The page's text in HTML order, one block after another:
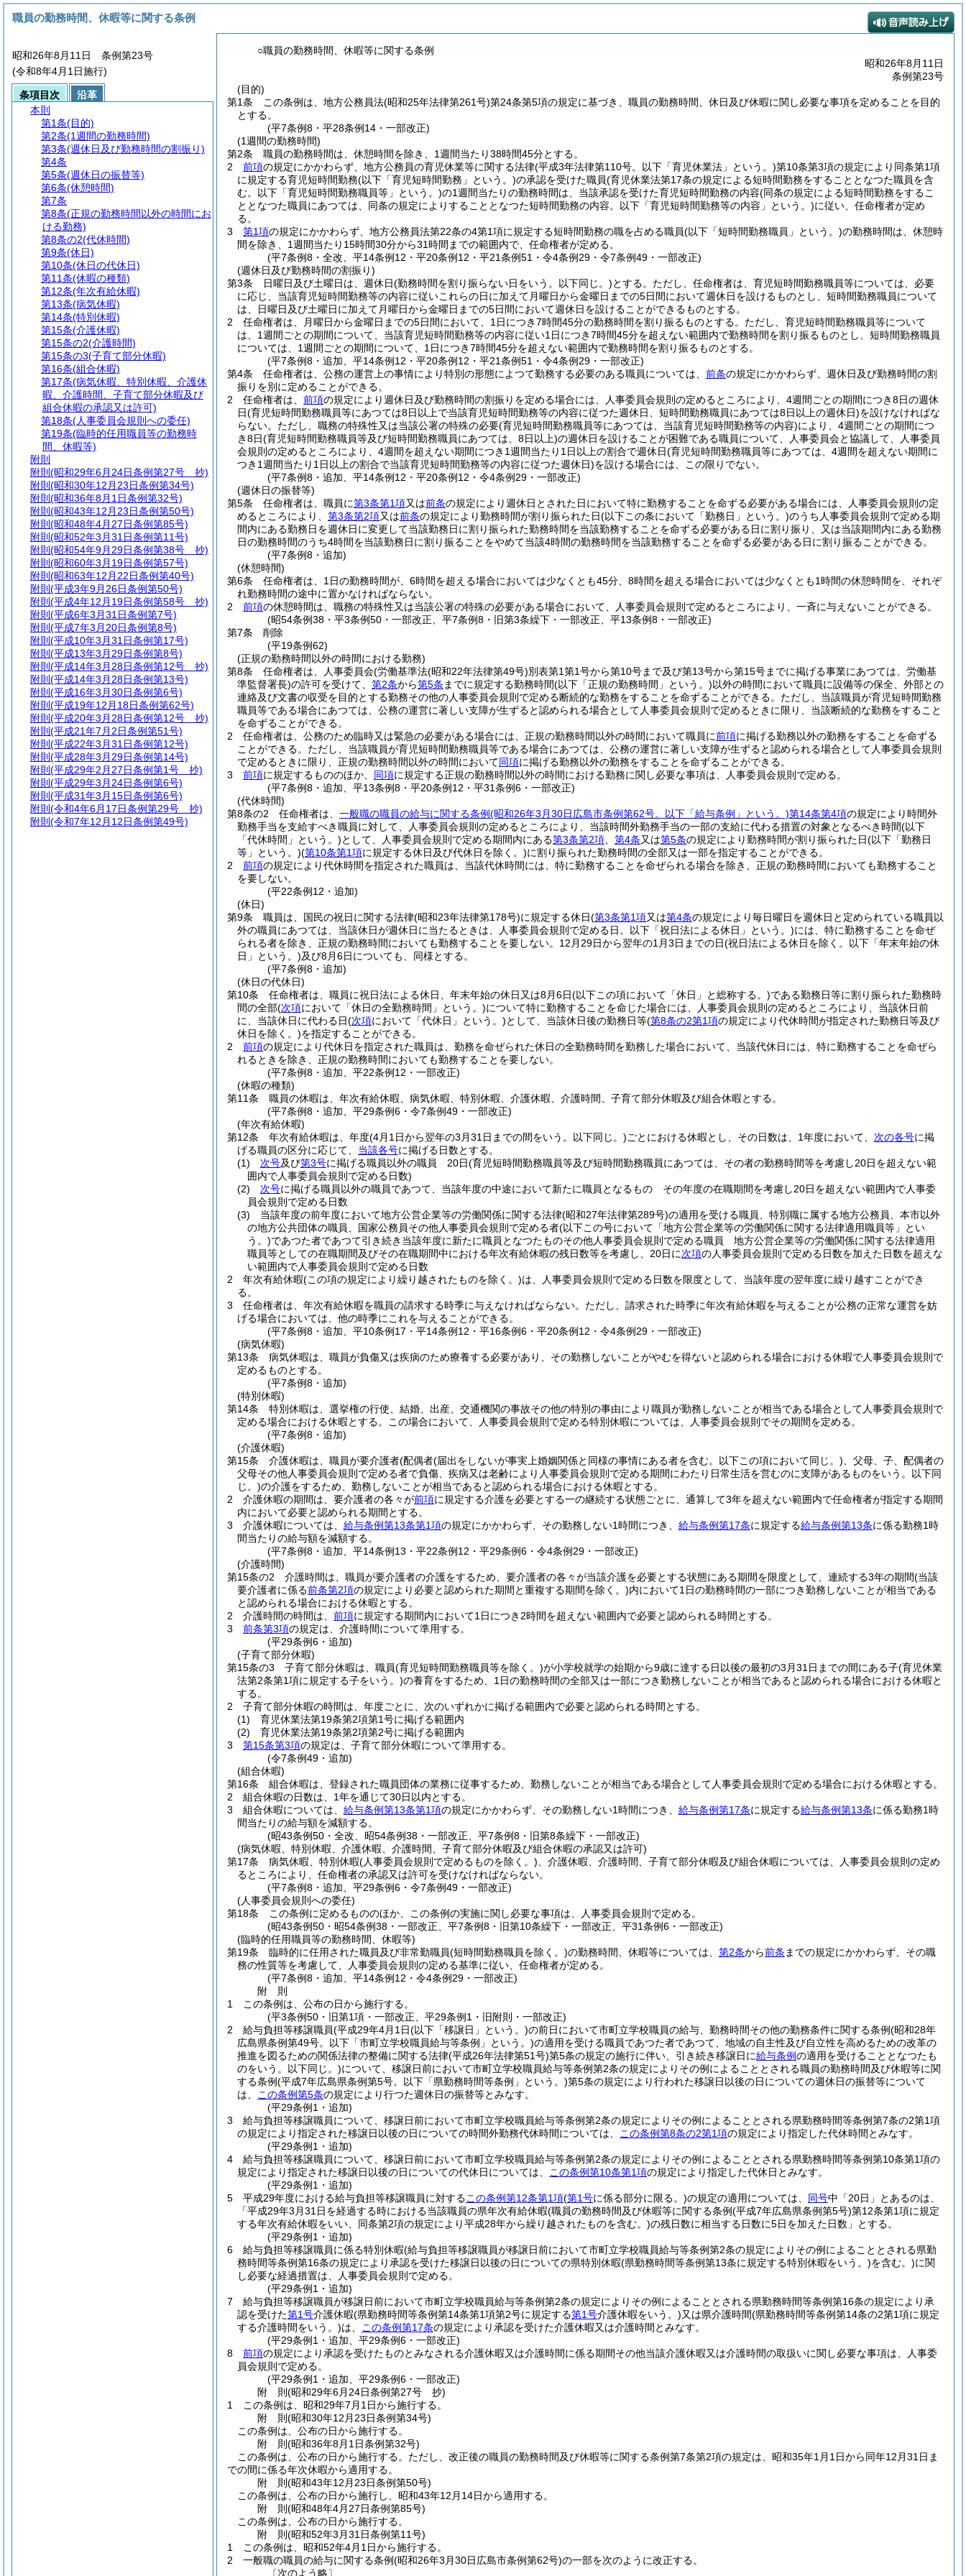
○職員の勤務時間、休暇等に関する条例
昭和26年8月11日
条例第23号
(目的)
第1条
この条例は、地方公務員法(昭和25年法律第261号)第24条第5項の規定に基づき、職員の勤務時間、休日及び休暇に関し必要な事項を定めることを目的
とする。
(平7条例8・平28条例14・一部改正)
(1週間の勤務時間)
第2条
職員の勤務時間は、休憩時間を除き、1週間当たり38時間45分とする。
2
前項の規定にかかわらず、地方公務員の育児休業等に関する法律(平成3年法律第110号。以下「育児休業法」という。)第10条第3項の規定により同条第1項
に規定する育児短時間勤務(以下「育児短時間勤務」という。)の承認を受けた職員(育児休業法第17条の規定による短時間勤務をすることとなつた職員を含
む。以下「育児短時間勤務職員等」という。)の1週間当たりの勤務時間は、当該承認を受けた育児短時間勤務の内容(同条の規定による短時間勤務をするこ
ととなつた職員にあつては、同条の規定によりすることとなつた短時間勤務の内容。以下「育児短時間勤務等の内容」という。)に従い、任命権者が定め
る。
3
第1項の規定にかかわらず、地方公務員法第22条の4第1項に規定する短時間勤務の職を占める職員(以下「短時間勤務職員」という。)の勤務時間は、休憩時
間を除き、1週間当たり15時間30分から31時間までの範囲内で、任命権者が定める。
(平7条例8・全改、平14条例12・平20条例12・平21条例51・令4条例29・令7条例49・一部改正)
(週休日及び勤務時間の割振り)
第3条
日曜日及び土曜日は、週休日(勤務時間を割り振らない日をいう。以下同じ。)とする。 ただし、任命権者は、育児短時間勤務職員等については、必要
に応じ、当該育児短時間勤務等の内容に従いこれらの日に加えて月曜日から金曜日までの5日間において週休日を設けるものとし、短時間勤務職員について
は、日曜日及び土曜日に加えて月曜日から金曜日までの5日間において週休日を設けることができるものとする。
2
任命権者は、月曜日から金曜日までの5日間において、1日につき7時間45分の勤務時間を割り振るものとする。 ただし、育児短時間勤務職員等について
は、1週間ごとの期間について、当該育児短時間勤務等の内容に従い1日につき7時間45分を超えない範囲内で勤務時間を割り振るものとし、短時間勤務職員
については、1週間ごとの期間について、1日につき7時間45分を超えない範囲内で勤務時間を割り振るものとする。
(平7条例8・追加、平14条例12・平20条例12・平21条例51・令4条例29・一部改正)
第4条
任命権者は、公務の運営上の事情により特別の形態によつて勤務する必要のある職員については、 前条の規定にかかわらず、週休日及び勤務時間の割
振りを別に定めることができる。
2
任命権者は、 前項の規定により週休日及び勤務時間の割振りを定める場合には、人事委員会規則の定めるところにより、4週間ごとの期間につき8日の週休
日(育児短時間勤務職員等にあつては8日以上で当該育児短時間勤務等の内容に従つた週休日、短時間勤務職員にあつては8日以上の週休日)を設けなければな
らない。 ただし、職務の特殊性又は当該公署の特殊の必要(育児短時間勤務職員等にあつては、当該育児短時間勤務等の内容)により、4週間ごとの期間につ
き8日(育児短時間勤務職員等及び短時間勤務職員にあつては、8日以上)の週休日を設けることが困難である職員について、人事委員会と協議して、人事委員
会規則の定めるところにより、4週間を超えない期間につき1週間当たり1日以上の割合で週休日(育児短時間勤務職員等にあつては、4週間を超えない期間に
つき1週間当たり1日以上の割合で当該育児短時間勤務等の内容に従つた週休日)を設ける場合には、この限りでない。
(平7条例8・追加、平14条例12・平20条例12・令4条例29・一部改正)
(週休日の振替等)
第5条
任命権者は、職員に第3条第1項又は前条の規定により週休日とされた日において特に勤務することを命ずる必要がある場合には、人事委員会規則の定
めるところにより、 第3条第2項又は前条の規定により勤務時間が割り振られた日(以下この条において「勤務日」という。)のうち人事委員会規則で定める期
間内にある勤務日を週休日に変更して当該勤務日に割り振られた勤務時間を当該勤務することを命ずる必要がある日に割り振り、又は当該期間内にある勤務
日の勤務時間のうち4時間を当該勤務日に割り振ることをやめて当該4時間の勤務時間を当該勤務することを命ずる必要がある日に割り振ることができる。
(平7条例8・追加)
(休憩時間)
第6条
任命権者は、1日の勤務時間が、6時間を超える場合においては少なくとも45分、8時間を超える場合においては少なくとも1時間の休憩時間を、それぞ
れ勤務時間の途中に置かなければならない。
2
前項の休憩時間は、職務の特殊性又は当該公署の特殊の必要がある場合において、人事委員会規則で定めるところにより、一斉に与えないことができる。
(昭54条例38・平3条例50・一部改正、平7条例8・旧第3条繰下・一部改正、平13条例8・一部改正)
第7条
削除
(平19条例62)
(正規の勤務時間以外の時間における勤務)
第8条
任命権者は、人事委員会(労働基準法(昭和22年法律第49号)別表第1第1号から第10号まで及び第13号から第15号までに掲げる事業にあつては、労働基
準監督署長)の許可を受けて、 第2条から第5条 までに規定する勤務時間(以下「正規の勤務時間」という。)以外の時間において職員に設備等の保全、外部との
連絡及び文書の収受を目的とする勤務その他の人事委員会規則で定める断続的な勤務をすることを命ずることができる。 ただし、当該職員が育児短時間勤務
職員等である場合にあつては、公務の運営に著しい支障が生ずると認められる場合として人事委員会規則で定めるときに限り、当該断続的な勤務をすること
を命ずることができる。
2
任命権者は、公務のため臨時又は緊急の必要がある場合には、正規の勤務時間以外の時間において職員に前項に掲げる勤務以外の勤務をすることを命ずる
ことができる。 ただし、当該職員が育児短時間勤務職員等である場合にあつては、公務の運営に著しい支障が生ずると認められる場合として人事委員会規則
で定めるときに限り、正規の勤務時間以外の時間において同項に掲げる勤務以外の勤務をすることを命ずることができる。
3
前項に規定するもののほか、 同項に規定する正規の勤務時間以外の時間における勤務に関し必要な事項は、人事委員会規則で定める。
(平7条例8・追加、平13条例8・平20条例12・平31条例6・一部改正)
(代休時間)
第8条の2
任命権者は、 一般職の職員の給与に関する条例(昭和26年3月30日広島市条例第62号。以下「給与条例」という。)第14条第4項の規定により時間外
勤務手当を支給すべき職員に対して、人事委員会規則の定めるところにより、当該時間外勤務手当の一部の支給に代わる措置の対象となるべき時間(以下
「代休時間」という。)として、人事委員会規則で定める期間内にある第3条第2項 第4条又は第5条の規定により勤務時間が割り振られた日(以下「勤務日
等」という。)(第10条第1項に規定する休日及び代休日を除く。)に割り振られた勤務時間の全部又は一部を指定することができる。
2
前項の規定により代休時間を指定された職員は、当該代休時間には、特に勤務することを命ぜられる場合を除き、正規の勤務時間においても勤務すること
を要しない。
(平22条例12・追加)
(休日)
第9条
職員は、国民の祝日に関する法律(昭和23年法律第178号)に規定する休日(第3条第1項又は第4条の規定により毎日曜日を週休日と定められている職員以
外の職員にあつては、当該休日が週休日に当たるときは、人事委員会規則で定める日。以下「祝日法による休日」という。)には、特に勤務することを命ぜ
られる者を除き、正規の勤務時間においても勤務することを要しない。 12月29日から翌年の1月3日までの日(祝日法による休日を除く。以下「年末年始の休
日」という。)及び8月6日についても、同様とする。
(平7条例8・追加)
(休日の代休日)
第10条
任命権者は、職員に祝日法による休日、年末年始の休日又は8月6日(以下この項において「休日」と総称する。)である勤務日等に割り振られた勤務時
間の全部(次項において「休日の全勤務時間」という。)について特に勤務することを命じた場合には、人事委員会規則の定めるところにより、当該休日前
に、当該休日に代わる日(次項において「代休日」という。)として、当該休日後の勤務日等(第8条の2第1項の規定により代休時間が指定された勤務日等及び
休日を除く。)を指定することができる。
2
前項の規定により代休日を指定された職員は、勤務を命ぜられた休日の全勤務時間を勤務した場合において、当該代休日には、特に勤務することを命ぜら
れるときを除き、正規の勤務時間においても勤務することを要しない。
(平7条例8・追加、平22条例12・一部改正)
(休暇の種類)
第11条
職員の休暇は、年次有給休暇、病気休暇、特別休暇、介護休暇、介護時間、子育て部分休暇及び組合休暇とする。
(平7条例8・追加、平29条例6・令7条例49・一部改正)
(年次有給休暇)
第12条
年次有給休暇は、年度(4月1日から翌年の3月31日までの間をいう。以下同じ。)ごとにおける休暇とし、その日数は、1年度において、 次の各号に掲
げる職員の区分に応じて、 当該各号に掲げる日数とする。
(1)
次号及び第3号に掲げる職員以外の職員 20日(育児短時間勤務職員等及び短時間勤務職員にあつては、その者の勤務時間等を考慮し20日を超えない範
囲内で人事委員会規則で定める日数)
(2)
次号に掲げる職員以外の職員であつて、当該年度の中途において新たに職員となるもの その年度の在職期間を考慮し20日を超えない範囲内で人事委
員会規則で定める日数
(3)
当該年度の前年度において地方公営企業等の労働関係に関する法律(昭和27年法律第289号)の適用を受ける職員、特別職に属する地方公務員、本市以外
の地方公共団体の職員、国家公務員その他人事委員会規則で定める者(以下この号において「地方公営企業等の労働関係に関する法律適用職員等」とい
う。)であつた者であつて引き続き当該年度に新たに職員となつたものその他人事委員会規則で定める職員 地方公営企業等の労働関係に関する法律適用
職員等としての在職期間及びその在職期間中における年次有給休暇の残日数等を考慮し、20日に次項の人事委員会規則で定める日数を加えた日数を超えな
い範囲内で人事委員会規則で定める日数
2
年次有給休暇(この項の規定により繰り越されたものを除く。)は、人事委員会規則で定める日数を限度として、当該年度の翌年度に繰り越すことができ
る。
3
任命権者は、年次有給休暇を職員の請求する時季に与えなければならない。 ただし、請求された時季に年次有給休暇を与えることが公務の正常な運営を妨
げる場合においては、他の時季にこれを与えることができる。
(平7条例8・追加、平10条例17・平14条例12・平16条例6・平20条例12・令4条例29・一部改正)
(病気休暇)
第13条
病気休暇は、職員が負傷又は疾病のため療養する必要があり、その勤務しないことがやむを得ないと認められる場合における休暇で人事委員会規則で
定めるものとする。
(平7条例8・追加)
(特別休暇)
第14条
特別休暇は、選挙権の行使、結婚、出産、交通機関の事故その他の特別の事由により職員が勤務しないことが相当である場合として人事委員会規則で
定める場合における休暇とする。
この場合において、人事委員会規則で定める特別休暇については、人事委員会規則でその期間を定める。
(平7条例8・追加)
(介護休暇)
第15条
介護休暇は、職員が要介護者(配偶者(届出をしないが事実上婚姻関係と同様の事情にある者を含む。以下この項において同じ。) 、父母、子、配偶者の
父母その他人事委員会規則で定める者で負傷、疾病又は老齢により人事委員会規則で定める期間にわたり日常生活を営むのに支障があるものをいう。以下同
じ。)の介護をするため、勤務しないことが相当であると認められる場合における休暇とする。
2
介護休暇の期間は、要介護者の各々が前項に規定する介護を必要とする一の継続する状態ごとに、通算して3年を超えない範囲内で任命権者が指定する期間
内において必要と認められる期間とする。
3
介護休暇については、 給与条例第13条第1項の規定にかかわらず、その勤務しない1時間につき、 給与条例第17条に規定する給与条例第13条に係る勤務1時
間当たりの給与額を減額する。
(平7条例8・追加、平14条例13・平22条例12・平29条例6・令4条例29・一部改正)
(介護時間)
第15条の2
介護時間は、職員が要介護者の介護をするため、要介護者の各々が当該介護を必要とする状態にある期間を限度として、連続する3年の期間(当該
要介護者に係る前条第2項の規定により必要と認められた期間と重複する期間を除く。)内において1日の勤務時間の一部につき勤務しないことが相当である
と認められる場合における休暇とする。
2
介護時間の時間は、 前項に規定する期間内において1日につき2時間を超えない範囲内で必要と認められる時間とする。
3
前条第3項の規定は、介護時間について準用する。
(平29条例6・追加)
(子育て部分休暇)
第15条の3
子育て部分休暇は、職員(育児短時間勤務職員等を除く。)が小学校就学の始期から9歳に達する日以後の最初の3月31日までの間にある子(育児休業
法第2条第1項に規定する子をいう。)の養育をするため、1日の勤務時間の全部又は一部につき勤務しないことが相当であると認められる場合における休暇と
する。
2
子育て部分休暇の時間は、年度ごとに、次のいずれかに掲げる範囲内で必要と認められる時間とする。
(1)
育児休業法第19条第2項第1号に掲げる範囲内
(2)
育児休業法第19条第2項第2号に掲げる範囲内
3
第15条第3項の規定は、子育て部分休暇について準用する。
(令7条例49・追加)
(組合休暇)
第16条
組合休暇は、登録された職員団体の業務に従事するため、勤務しないことが相当である場合として人事委員会規則で定める場合における休暇とする。
2
組合休暇の日数は、1年を通じて30日以内とする。
3
組合休暇については、 給与条例第13条第1項の規定にかかわらず、その勤務しない1時間につき、 給与条例第17条に規定する給与条例第13条に係る勤務1時
間当たりの給与額を減額する。
(昭43条例50・全改、昭54条例38・一部改正、平7条例8・旧第8条繰下・一部改正)
(病気休暇、特別休暇、介護休暇、介護時間、子育て部分休暇及び組合休暇の承認又は許可)
第17条
病気休暇、特別休暇(人事委員会規則で定めるものを除く。) 、介護休暇、介護時間、子育て部分休暇及び組合休暇については、人事委員会規則の定め
るところにより、任命権者の承認又は許可を受けなければならない。
(平7条例8・追加、平29条例6・令7条例49・一部改正)
(人事委員会規則への委任)
第18条
この条例に定めるもののほか、この条例の実施に関し必要な事項は、人事委員会規則で定める。
(昭43条例50・昭54条例38・一部改正、平7条例8・旧第10条繰下・一部改正、平31条例6・一部改正)
(臨時的任用職員等の勤務時間、休暇等)
第19条
臨時的に任用された職員及び非常勤職員(短時間勤務職員を除く。)の勤務時間、休暇等については、 第2条から前条 までの規定にかかわらず、その職
務の性質等を考慮して、人事委員会規則の定める基準に従い、任命権者が定める。
(平7条例8・追加、平14条例12・令4条例29・一部改正)
附 則
1
この条例は、公布の日から施行する。
(平3条例50・旧第1項・一部改正、平29条例1・旧附則・一部改正)
2
給与負担等移譲職員(平成29年4月1日(以下「移譲日」という。)の前日において市町立学校職員の給与、勤務時間その他の勤務条件に関する条例(昭和28年
広島県条例第49号。以下「市町立学校職員給与等条例」という。)の適用を受ける職員であつた者であつて、地域の自主性及び自立性を高めるための改革の
推進を図るための関係法律の整備に関する法律(平成26年法律第51号)第5条の規定の施行に伴い、引き続き移譲日に給与条例の適用を受けることとなつたも
のをいう。以下同じ。)について、移譲日前において市町立学校職員給与等条例第2条の規定によりその例によることとされる職員の勤務時間及び休暇等に関
する条例(平成7年広島県条例第5号。以下「県勤務時間等条例」という。)第5条の規定により行われた移譲日以後の日についての週休日の振替等について
は、
この条例第5条の規定により行つた週休日の振替等とみなす。
(平29条例1・追加)
3
給与負担等移譲職員について、移譲日前において市町立学校職員給与等条例第2条の規定によりその例によることとされる県勤務時間等条例第7条の2第1項
の規定により指定された移譲日以後の日についての時間外勤務代休時間については、
この条例第8条の2第1項の規定により指定した代休時間とみなす。
(平29条例1・追加)
4
給与負担等移譲職員について、移譲日前において市町立学校職員給与等条例第2条の規定によりその例によることとされる県勤務時間等条例第10条第1項の
規定により指定された移譲日以後の日についての代休日については、
この条例第10条第1項の規定により指定した代休日とみなす。
(平29条例1・追加)
5
平成29年度における給与負担等移譲職員に対するこの条例第12条第1項(第1号に係る部分に限る。)の規定の適用については、 同号中「20日」とあるのは、
「平成29年3月31日を経過する時における当該職員の県年次有給休暇(職員の勤務時間及び休暇等に関する条例(平成7年広島県条例第5号)第12条第1項に規定
する年次有給休暇をいい、同条第2項の規定により平成28年から繰り越されたものを含む。)の残日数に相当する日数に5日を加えた日数」とする。
(平29条例1・追加)
6
給与負担等移譲職員に係る特別休暇(給与負担等移譲職員が移譲日前において市町立学校職員給与等条例第2条の規定によりその例によることとされる県勤
務時間等条例第16条の規定により承認を受けた移譲日以後の日についての県特別休暇(県勤務時間等条例第13条に規定する特別休暇をいう。)を含む。)に関
し必要な経過措置は、人事委員会規則で定める。
(平29条例1・追加)
7
給与負担等移譲職員が移譲日前において市町立学校職員給与等条例第2条の規定によりその例によることとされる県勤務時間等条例第16条の規定により承
認を受けた第1号介護休暇(県勤務時間等条例第14条第1項第2号に規定する第1号介護休暇をいう。)又は県介護時間(県勤務時間等条例第14条の2第1項に規定
する介護時間をいう。)は、 この条例第17条の規定により承認を受けた介護休暇又は介護時間とみなす。
(平29条例1・追加、平29条例6・一部改正)
8
前項の規定により承認を受けたものとみなされる介護休暇又は介護時間に係る期間その他当該介護休暇又は介護時間の取扱いに関し必要な事項は、人事委
員会規則で定める。
(平29条例1・追加、平29条例6・一部改正)
附 則(昭和29年6月24日条例第27号 抄)
1
この条例は、昭和29年7月1日から施行する。
附 則(昭和30年12月23日条例第34号)
この条例は、公布の日から施行する。
附 則(昭和36年8月1日条例第32号)
この条例は、公布の日から施行する。 ただし、改正後の職員の勤務時間及び休暇等に関する条例第7条第2項の規定は、昭和35年1月1日から同年12月31日ま
での間に係る年次休暇から適用する。
附 則(昭和43年12月23日条例第50号)
この条例は、公布の日から施行し、昭和43年12月14日から適用する。
附 則(昭和48年4月27日条例第85号)
この条例は、公布の日から施行する。
附 則(昭和52年3月31日条例第11号)
1
この条例は、昭和52年4月1日から施行する。
2
一般職の職員の給与に関する条例(昭和26年3月30日広島市条例第62号)の一部を次のように改正する。
〔次のよう略〕
職員の勤務時間、休暇等に関する条例
昭和26年8月11日 条例第23号
(令和8年4月1日施行)
条項目次
沿革
本則
第1条(目的)
第2条(1週間の勤務時間)
第3条(週休日及び勤務時間の割振り)
第4条
第5条(週休日の振替等)
第6条(休憩時間)
第7条
第8条(正規の勤務時間以外の時間にお
ける勤務)
第8条の2(代休時間)
第9条(休日)
第10条(休日の代休日)
第11条(休暇の種類)
第12条(年次有給休暇)
第13条(病気休暇)
第14条(特別休暇)
第15条(介護休暇)
第15条の2(介護時間)
第15条の3(子育て部分休暇)
第16条(組合休暇)
第17条(病気休暇、特別休暇、介護休
暇、介護時間、子育て部分休暇及び
組合休暇の承認又は許可)
第18条(人事委員会規則への委任)
第19条(臨時的任用職員等の勤務時
間、休暇等)
附則
附則 (昭和29年6月24日条例第27号 抄)
附則 (昭和30年12月23日条例第34号)
附則 (昭和36年8月1日条例第32号)
附則 (昭和43年12月23日条例第50号)
附則 (昭和48年4月27日条例第85号)
附則 (昭和52年3月31日条例第11号)
附則 (昭和54年9月29日条例第38号 抄)
附則 (昭和60年3月19日条例第57号)
附則 (昭和63年12月22日条例第40号)
附則 (平成3年9月26日条例第50号)
附則 (平成4年12月19日条例第58号 抄)
附則 (平成6年3月31日条例第7号)
附則 (平成7年3月20日条例第8号)
附則 (平成10年3月31日条例第17号)
附則 (平成13年3月29日条例第8号)
附則 (平成14年3月28日条例第12号 抄)
附則 (平成14年3月28日条例第13号)
附則 (平成16年3月30日条例第6号)
附則 (平成19年12月18日条例第62号)
附則 (平成20年3月28日条例第12号 抄)
附則 (平成21年7月2日条例第51号)
附則 (平成22年3月31日条例第12号)
附則 (平成28年3月29日条例第14号)
附則 (平成29年2月27日条例第1号 抄)
附則 (平成29年3月24日条例第6号)
附則 (平成31年3月15日条例第6号)
附則 (令和4年6月17日条例第29号 抄)
附則 (令和7年12月12日条例第49号)